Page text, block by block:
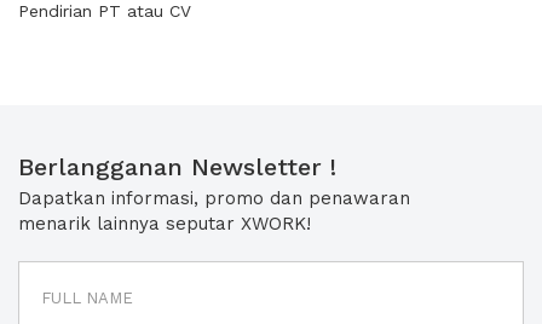
Pendirian PT atau CV
Berlangganan Newsletter !
Dapatkan informasi, promo dan penawaran
menarik lainnya seputar XWORK!